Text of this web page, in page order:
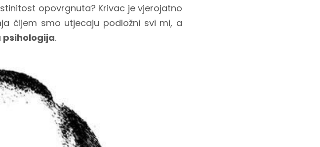
opovrgnuta? Krivac je vjerojatno
čijem smo utjecaju podložni svi mi, a
.